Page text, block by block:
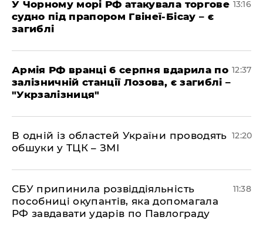
У Чорному морі РФ атакувала торгове
судно під прапором Гвінеї-Бісау – є
загиблі
13:16
Армія РФ вранці 6 серпня вдарила по
залізничній станції Лозова, є загиблі –
"Укрзалізниця"
12:37
В одній із областей України проводять
обшуки у ТЦК – ЗМІ
12:20
СБУ припинила розвіддіяльність
пособниці окупантів, яка допомагала
РФ завдавати ударів по Павлограду
11:38